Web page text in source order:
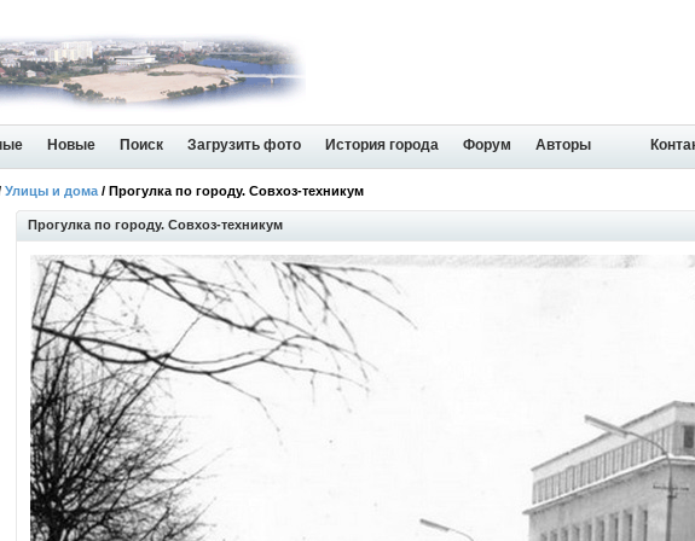
Новые Поиск Загрузить фото История города Форум Авторы
Улицы и дома / Прогулка по городу. Совхоз-техникум
Прогулка по городу. Совхоз-техникум